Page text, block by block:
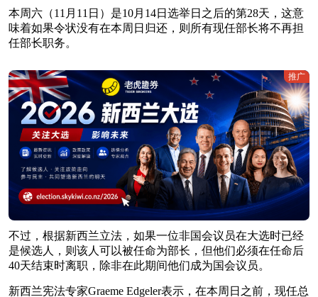
本周六（11月11日）是10月14日选举日之后的第28天，这意
味着如果令状没有在本周日归还，则所有现任部长将不再担
任部长职务。
推广
不过，根据新西兰立法，如果一位非国会议员在大选时已经
是候选人，则该人可以被任命为部长，但他们必须在任命后
40天结束时离职，除非在此期间他们成为国会议员。
新西兰宪法专家Graeme Edgeler表示，在本周日之前，现任总